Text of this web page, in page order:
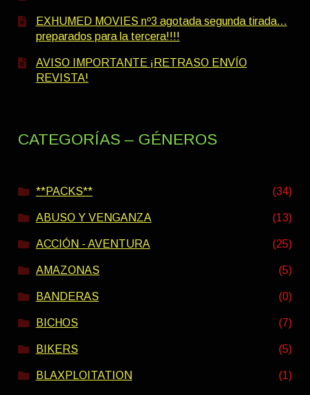
EXHUMED MOVIES nº3 agotada segunda tirada…
preparados para la tercera!!!!
AVISO IMPORTANTE ¡RETRASO ENVÍO
REVISTA!
CATEGORÍAS – GÉNEROS
**PACKS** (34)
ABUSO Y VENGANZA (13)
ACCIÓN - AVENTURA (25)
AMAZONAS (5)
BANDERAS (0)
BICHOS (7)
BIKERS (5)
BLAXPLOITATION (1)